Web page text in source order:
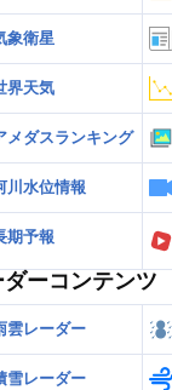
象衛星
界天気
メダスランキング
川水位情報
期予報
ダーコンテンツ
雲レーダー
雪レーダー